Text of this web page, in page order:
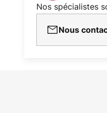
Nos spécialistes
Nous